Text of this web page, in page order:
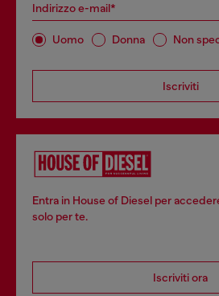
Indirizzo e-mail*
Uomo Donna Non
Iscriviti
Entra in House of Diesel per
solo per te.
Iscriviti ora